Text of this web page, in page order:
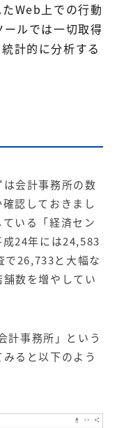
たWeb上での行動
ルでは一切取得
計的に分析する
会計事務所の数
認しておきまし
いる「経済セン
24年には24,583
で26,733と大幅な
数を増やしてい
計事務所」という
ると以下のよう